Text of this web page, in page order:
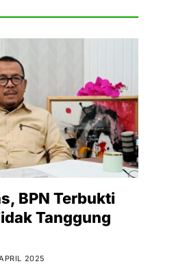
BPN Terbukti
Tanggung
2025